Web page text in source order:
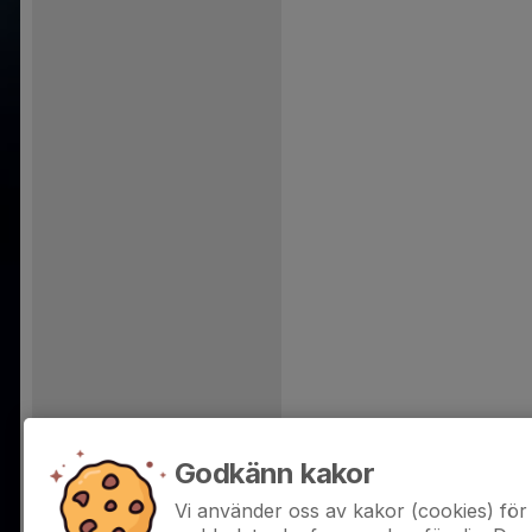
Godkänn kakor
Vi använder oss av kakor (cookies)